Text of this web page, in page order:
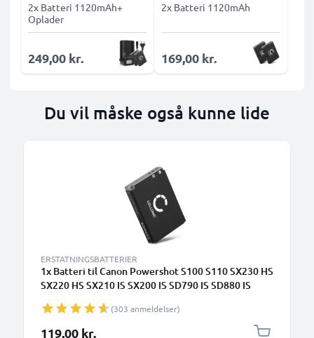
2x Batteri 1120mAh+
Oplader
249,00 kr.
2x Batteri 1120mAh
169,00 kr.
Du vil måske også kunne lide
ERSTATNINGSBATTERIER
1x Batteri til Canon Powershot S100 S110 SX230 HS
SX220 HS SX210 IS SX200 IS SD790 IS SD880 IS
CELLONIC
(303 anmeldelser)
119,00 kr.